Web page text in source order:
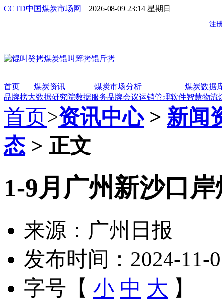
CCTD中国煤炭市场网 | 2026-08-09 23:14 星期日
首页 煤炭资讯 煤炭市场分析
煤炭数据
品牌榜大数据研究院数据服务品牌会议运销管理软件智慧物流
首页>资讯中心> 新闻
态 > 正文
1-9月广州新沙口
来源：广州日报
发布时间：2024-11-
字号【 小 中 大 】